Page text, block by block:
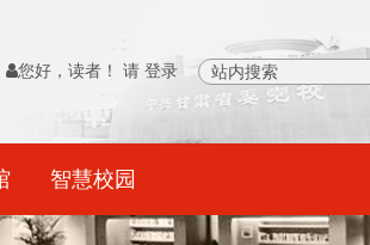
您好，读者！ 请 登录
智慧校园